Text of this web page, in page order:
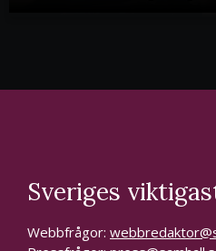
Sveriges
Webbfrågor: